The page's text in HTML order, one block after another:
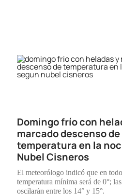
Domingo frío con
marcado descenso de
temperatura en la
Nubel Cisneros
El meteorólogo indicó que en
temperatura mínima será de 0°;
oscilarán entre los 14° y 15°.